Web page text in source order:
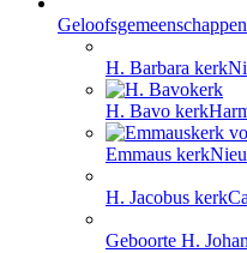
Geloofsgemeenschappen
H. Barbara kerk
H. Bavo kerk
Emmaus kerk
H. Jacobus kerk
Geboorte H.